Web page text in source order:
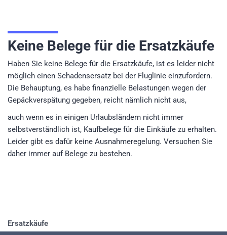
Keine Belege für die Ersatzkäufe
Haben Sie keine Belege für die Ersatzkäufe, ist es leider nicht
möglich einen Schadensersatz bei der Fluglinie einzufordern.
Die Behauptung, es habe finanzielle Belastungen wegen der
Gepäckverspätung gegeben, reicht nämlich nicht aus,
auch wenn es in einigen Urlaubsländern nicht immer
selbstverständlich ist, Kaufbelege für die Einkäufe zu erhalten.
Leider gibt es dafür keine Ausnahmeregelung. Versuchen Sie
daher immer auf Belege zu bestehen.
Ersatzkäufe